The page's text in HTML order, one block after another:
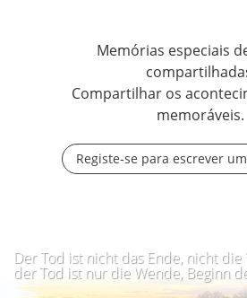
Memórias especiais
Compartilhar os
memoráveis.
Registe-se para escrever
Der Tod ist nicht das Ende, nicht die
der Tod ist nur die Wende, Beginn